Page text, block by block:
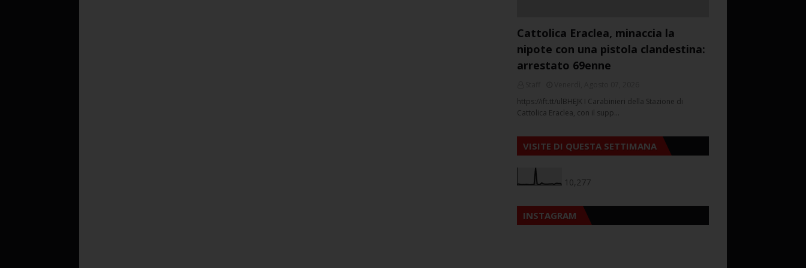
Cattolica Eraclea, minaccia la
nipote con una pistola clandestina:
arrestato 69enne
https://ift.tt/ulBHEJK I Carabinieri della Stazione di
Cattolica Eraclea, con il supp…
VISITE DI QUESTA SETTIMANA
10,277
INSTAGRAM